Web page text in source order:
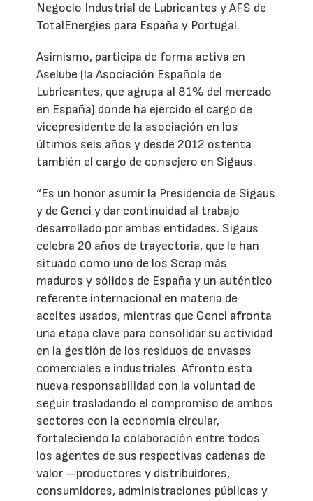
Negocio Industrial de Lubricantes y AFS de
TotalEnergies para España y Portugal.
Asimismo, participa de forma activa en
Aselube (la Asociación Española de
Lubricantes, que agrupa al 81% del mercado
en España) donde ha ejercido el cargo de
vicepresidente de la asociación en los
últimos seis años y desde 2012 ostenta
también el cargo de consejero en Sigaus.
“Es un honor asumir la Presidencia de Sigaus
y de Genci y dar continuidad al trabajo
desarrollado por ambas entidades. Sigaus
celebra 20 años de trayectoria, que le han
situado como uno de los Scrap más
maduros y sólidos de España y un auténtico
referente internacional en materia de
aceites usados, mientras que Genci afronta
una etapa clave para consolidar su actividad
en la gestión de los residuos de envases
comerciales e industriales. Afronto esta
nueva responsabilidad con la voluntad de
seguir trasladando el compromiso de ambos
sectores con la economía circular,
fortaleciendo la colaboración entre todos
los agentes de sus respectivas cadenas de
valor —productores y distribuidores,
consumidores, administraciones públicas y